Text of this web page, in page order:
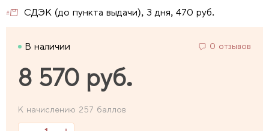
СДЭК (до пункта выдачи), 3 дня, 470 руб.
В наличии 0 отзывов
8 570 руб.
К начислению 257 баллов